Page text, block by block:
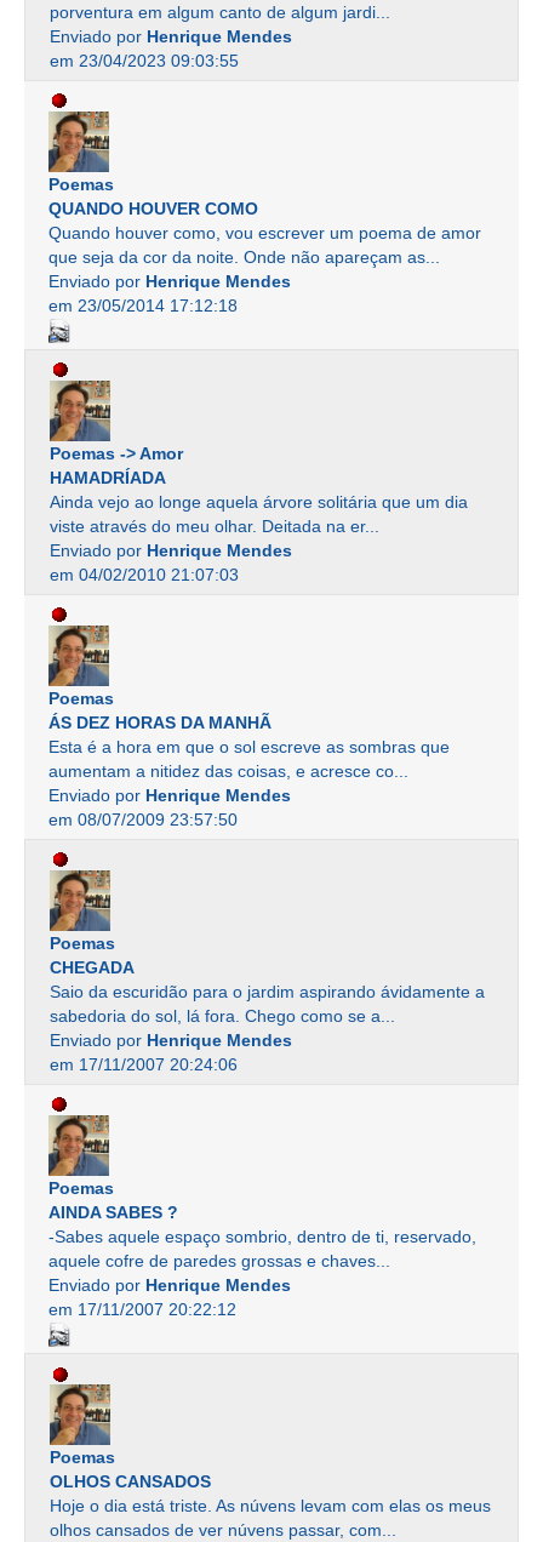
porventura em algum canto de algum jardi...
Enviado por Henrique Mendes
em 23/04/2023 09:03:55
Poemas
QUANDO HOUVER COMO
Quando houver como, vou escrever um poema de amor
que seja da cor da noite. Onde não apareçam as...
Enviado por Henrique Mendes
em 23/05/2014 17:12:18
Poemas -> Amor
HAMADRÍADA
Ainda vejo ao longe aquela árvore solitária que um dia
viste através do meu olhar. Deitada na er...
Enviado por Henrique Mendes
em 04/02/2010 21:07:03
Poemas
ÁS DEZ HORAS DA MANHÃ
Esta é a hora em que o sol escreve as sombras que
aumentam a nitidez das coisas, e acresce co...
Enviado por Henrique Mendes
em 08/07/2009 23:57:50
Poemas
CHEGADA
Saio da escuridão para o jardim aspirando ávidamente a
sabedoria do sol, lá fora. Chego como se a...
Enviado por Henrique Mendes
em 17/11/2007 20:24:06
Poemas
AINDA SABES ?
-Sabes aquele espaço sombrio, dentro de ti, reservado,
aquele cofre de paredes grossas e chaves...
Enviado por Henrique Mendes
em 17/11/2007 20:22:12
Poemas
OLHOS CANSADOS
Hoje o dia está triste. As núvens levam com elas os meus
olhos cansados de ver núvens passar, com...